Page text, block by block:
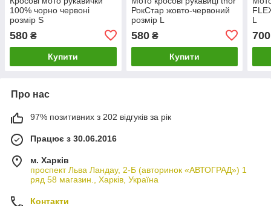
100% чорно червоні
розмір S
580 ₴
Купити
РокСтар жовто-червоний
розмір L
580₴
Купити
L
700
Про нас
97% позитивних з 202 відгуків за рік
Працює з 30.06.2016
м. Харків
проспект Льва Ландау, 2-Б (авторинок «АВТОГРАД») 1
ряд 58 магазин., Харків, Україна
Контакти